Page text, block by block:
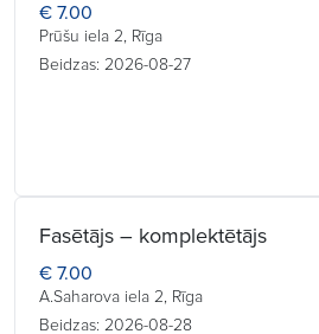
€ 7.00
Prūšu iela 2, Rīga
Beidzas: 2026-08-27
Fasētājs – komplektētājs
€ 7.00
A.Saharova iela 2, Rīga
Beidzas: 2026-08-28